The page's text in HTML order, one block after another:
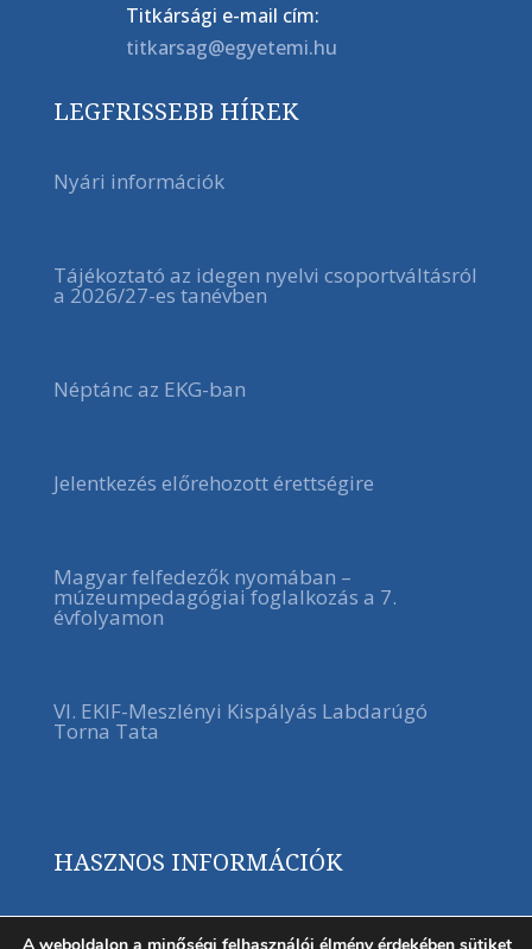
Titkársági e-mail cím:
titkarsag@egyetemi.hu
LEGFRISSEBB HÍREK
Nyári információk
Tájékoztató az idegen nyelvi csoportváltásról
a 2026/27-es tanévben
Néptánc az EKG-ban
Jelentkezés előrehozott érettségire
Magyar felfedezők nyomában –
múzeumpedagógiai foglalkozás a 7.
évfolyamon
VI. EKIF-Meszlényi Kispályás Labdarúgó
Torna Tata
HASZNOS INFORMÁCIÓK